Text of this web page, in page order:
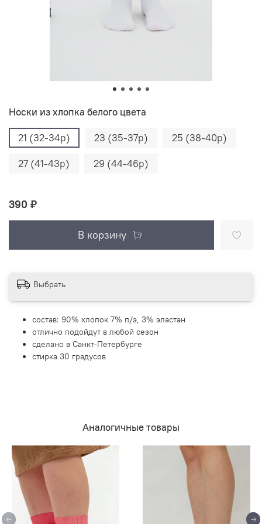
Носки из хлопка белого цвета
21 (32-34р)
23 (35-37р)
25 (38-40р)
27 (41-43р)
29 (44-46р)
390 ₽
В корзину
Выбрать
состав: 90% хлопок 7% п/э, 3% эластан
отлично подойдут в любой сезон
сделано в Санкт-Петербурге
стирка 30 градусов
Аналогичные товары